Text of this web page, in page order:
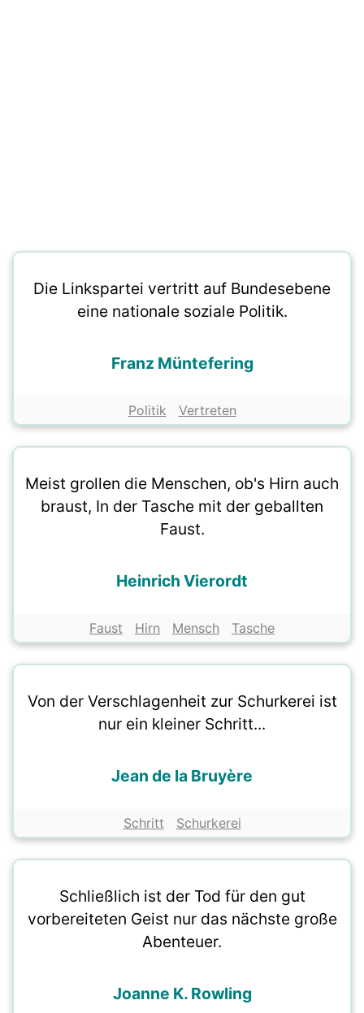
Die Linkspartei vertritt auf Bundesebene
eine nationale soziale Politik.
Franz Müntefering
Politik Vertreten
Meist grollen die Menschen, ob's Hirn auch
braust, In der Tasche mit der geballten
Faust.
Heinrich Vierordt
Faust Hirn Mensch Tasche
Von der Verschlagenheit zur Schurkerei ist
nur ein kleiner Schritt...
Jean de la Bruyère
Schritt Schurkerei
Schließlich ist der Tod für den gut
vorbereiteten Geist nur das nächste große
Abenteuer.
Joanne K. Rowling